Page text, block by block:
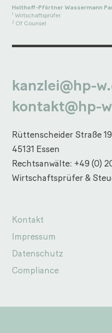
Holthoff-Pförtner Wassermann
1 Wirtschaftsprüfer
2 Of Counsel
kanzlei@hp-
kontakt@hp-
Rüttenscheider Straße
45131 Essen
Rechtsanwälte: +49 (0)
Wirtschaftsprüfer &
Kontakt
Impressum
Datenschutz
Compliance